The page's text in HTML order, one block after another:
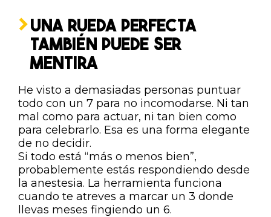
UNA RUEDA PERFECTA
TAMBIÉN PUEDE SER
MENTIRA
He visto a demasiadas personas puntuar
todo con un 7 para no incomodarse. Ni tan
mal como para actuar, ni tan bien como
para celebrarlo. Esa es una forma elegante
de no decidir.
Si todo está “más o menos bien”,
probablemente estás respondiendo desde
la anestesia. La herramienta funciona
cuando te atreves a marcar un 3 donde
llevas meses fingiendo un 6.